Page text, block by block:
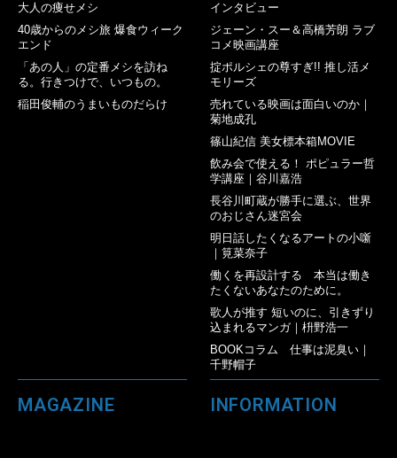
大人の痩せメシ
40歳からのメシ旅 爆食ウィーク
エンド
「あの人」の定番メシを訪ね
る。行きつけで、いつもの。
稲田俊輔のうまいものだらけ
インタビュー
ジェーン・スー＆高橋芳朗 ラブ
コメ映画講座
掟ポルシェの尊すぎ!! 推し活メ
モリーズ
売れている映画は面白いのか｜
菊地成孔
篠山紀信 美女標本箱MOVIE
飲み会で使える！ ポピュラー哲
学講座｜谷川嘉浩
長谷川町蔵が勝手に選ぶ、世界
のおじさん迷宮会
明日話したくなるアートの小噺
｜筧菜奈子
働くを再設計する 本当は働き
たくないあなたのために。
歌人が推す 短いのに、引きずり
込まれるマンガ｜枡野浩一
BOOKコラム 仕事は泥臭い｜
千野帽子
MAGAZINE INFORMATION